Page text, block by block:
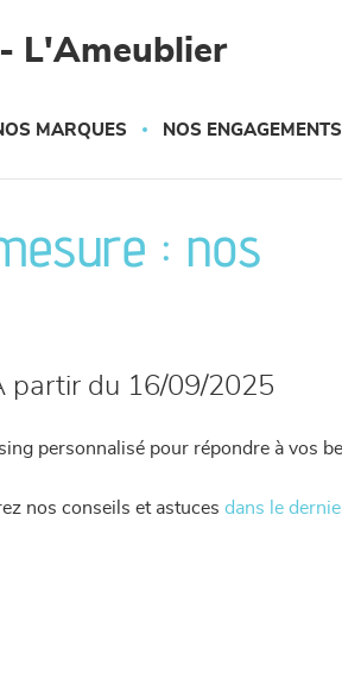
L'Ameublier
MARQUES NOS ENGAGEMENTS
: nos
partir du 16/09/2025
personnalisé pour répondre à vos
nos conseils et astucesdans le